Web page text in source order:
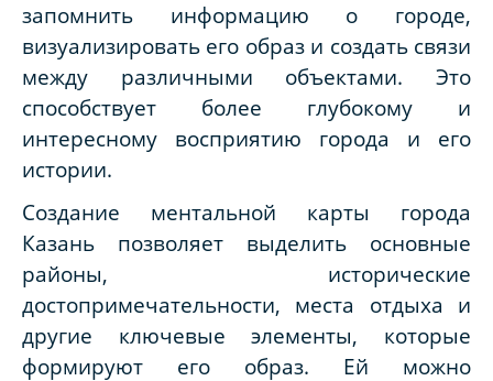
запомнить информацию о городе,
визуализировать его образ и создать связи
между различными объектами. Это
способствует более глубокому и
интересному восприятию города и его
истории.
Создание ментальной карты города
Казань позволяет выделить основные
районы, исторические
достопримечательности, места отдыха и
другие ключевые элементы, которые
формируют его образ. Ей можно